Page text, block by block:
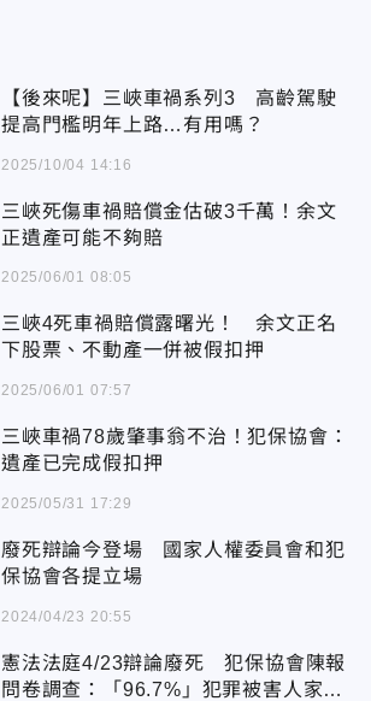
【後來呢】三峽車禍系列3 高齡駕駛
提高門檻明年上路…有用嗎？
2025/10/04 14:16
三峽死傷車禍賠償金估破3千萬！余文
正遺產可能不夠賠
2025/06/01 08:05
三峽4死車禍賠償露曙光！ 余文正名
下股票、不動產一併被假扣押
2025/06/01 07:57
三峽車禍78歲肇事翁不治！犯保協會：
遺產已完成假扣押
2025/05/31 17:29
廢死辯論今登場 國家人權委員會和犯
保協會各提立場
2024/04/23 20:55
憲法法庭4/23辯論廢死 犯保協會陳報
問卷調查：「96.7%」犯罪被害人家屬